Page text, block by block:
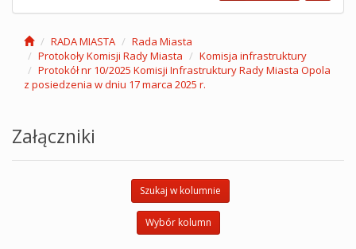
RADA MIASTA
Rada Miasta
Protokoły Komisji Rady Miasta
Komisja infrastruktury
Protokół nr 10/2025 Komisji Infrastruktury Rady Miasta Opola
z posiedzenia w dniu 17 marca 2025 r.
Załączniki
Szukaj w kolumnie
Wybór kolumn